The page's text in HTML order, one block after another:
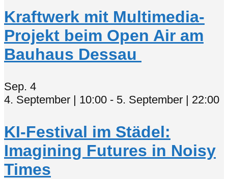
Kraftwerk mit Multimedia-
Projekt beim Open Air am
Bauhaus Dessau
Sep. 4
4. September | 10:00 - 5. September | 22:00
KI-Festival im Städel:
Imagining Futures in Noisy
Times